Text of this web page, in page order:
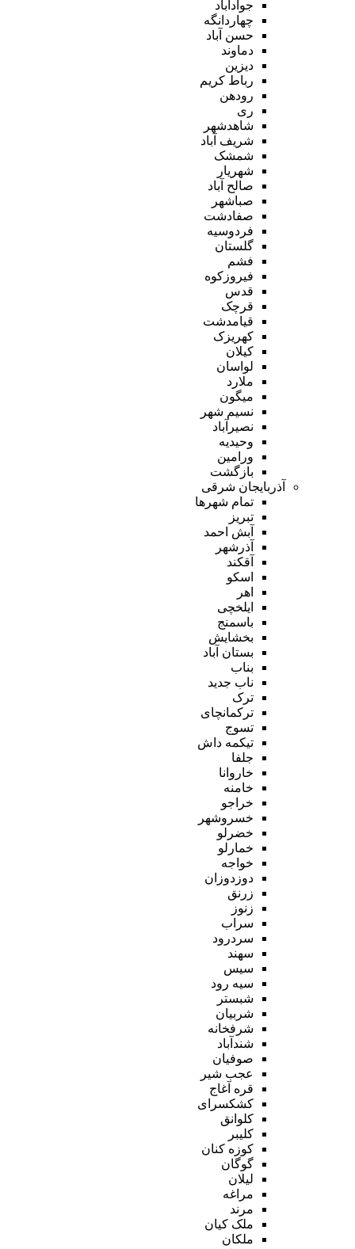
جوادآباد
چهاردانگه
حسن آباد
دماوند
دیزین
رباط کریم
رودهن
ری
شاهدشهر
شریف آباد
شمشک
شهریار
صالح آباد
صباشهر
صفادشت
فردوسیه
گلستان
فشم
فیروزکوه
قدس
قرچک
قیامدشت
کهریزک
کیلان
لواسان
ملارد
میگون
نسیم شهر
نصیرآباد
وحیدیه
ورامین
بازگشت
آذربایجان شرقی
تمام شهر‌ها
تبریز
آبش احمد
آذرشهر
آقکند
اسکو
اهر
ایلخچی
باسمنج
بخشایش
بستان آباد
بناب
ناب جدید
ترک
ترکمانچای
تسوج
تیکمه داش
جلفا
خاروانا
خامنه
خراجو
خسروشهر
خضرلو
خمارلو
خواجه
دوزدوزان
زرنق
زنوز
سراب
سردرود
سهند
سیس
سیه رود
شبستر
شربیان
شرفخانه
شندآباد
صوفیان
عجب شیر
قره آغاج
کشکسرای
کلوانق
کلیبر
کوزه کنان
گوگان
لیلان
مراغه
مرند
ملک کیان
ملکان